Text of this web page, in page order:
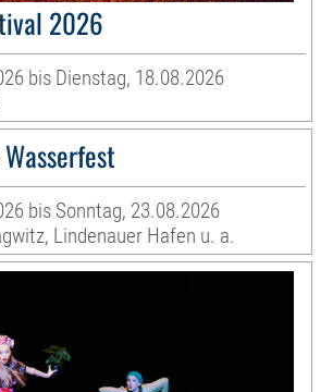
2026
bis Dienstag, 18.08.2026
bis Sonntag, 23.08.2026
Lindenauer Hafen u. a.